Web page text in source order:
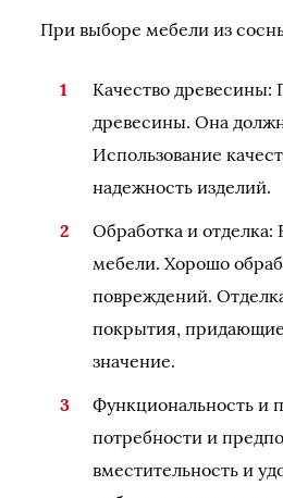
При выборе мебели из
Качество древесины:
древесины. Она
Использование
надежность изделий.
Обработка и отделка:
мебели. Хорошо
повреждений.
покрытия,
значение.
Функциональность и
потребности и
вместительность и